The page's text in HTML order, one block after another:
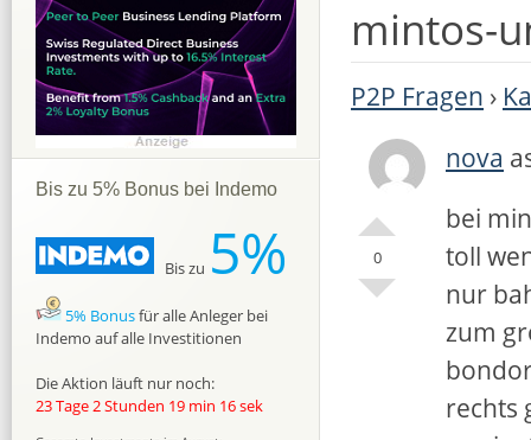
mintos-
P2P Fragen ›
0
nova
bei
toll
nur
zum
rechts
Bis zu 5% Bonus bei Indemo
Bis zu 5%
5% Bonusfür alle Anleger bei
Indemo auf alle Investitionen
Die Aktion läuft nur noch:
23 Tage 2 Stunden 19 min 15 sek